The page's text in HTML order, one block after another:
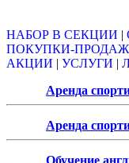
НАБОР В СЕКЦИИ |
ПОКУПКИ-
АКЦИИ | УСЛУГИ |
Аренда
Аренда